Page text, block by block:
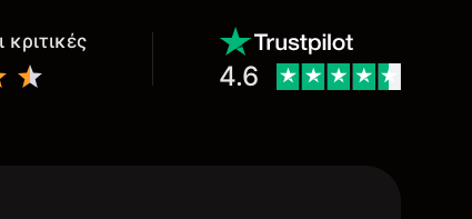
κριτικές
4.6